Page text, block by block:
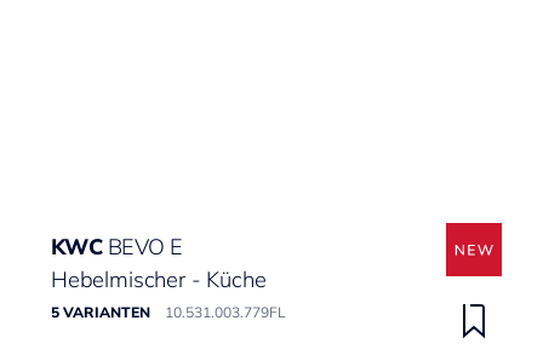
KWC BEVO E
Hebelmischer - Küche
5 VARIANTEN 10.531.003.779FL